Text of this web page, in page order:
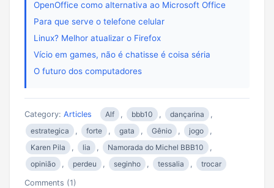
OpenOffice como alternativa ao Microsoft Office
Para que serve o telefone celular
Linux? Melhor atualizar o Firefox
Vício em games, não é chatisse é coisa séria
O futuro dos computadores
Category: Articles Alf , bbb10 , dançarina
,
estrategica
, forte , gata , Gênio , jogo
,
Karen Pila
, lia , Namorada do Michel BBB10
,
opinião
, perdeu , seginho , tessalia , trocar
Comments (1)